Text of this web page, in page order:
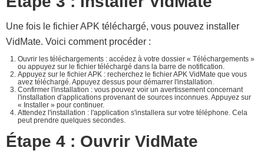
Une fois le fichier APK téléchargé, vous pouvez installer
VidMate. Voici comment procéder :
Ouvrir les téléchargements : accédez à votre dossier « Téléchargements »
ou appuyez sur le fichier téléchargé dans la barre de notification.
Appuyez sur le fichier APK : recherchez le fichier APK VidMate que vous
avez téléchargé. Appuyez dessus pour démarrer l'installation.
Confirmer l'installation : vous pouvez voir un avertissement concernant
l'installation d'applications provenant de sources inconnues. Appuyez sur
« Installer » pour continuer.
Attendez l'installation : l'application s'installera sur votre téléphone. Cela
peut prendre quelques secondes.
Étape 4 : Ouvrir VidMate